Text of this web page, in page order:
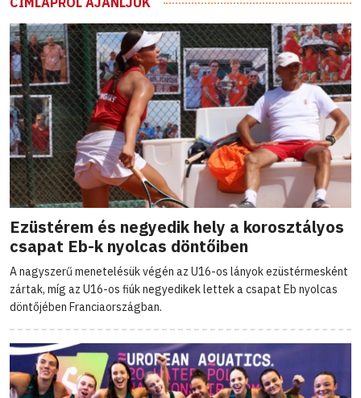
Ezüstérem és negyedik hely a korosztályos
csapat Eb-k nyolcas döntőiben
A nagyszerű menetelésük végén az U16-os lányok ezüstérmesként
zártak, míg az U16-os fiúk negyedikek lettek a csapat Eb nyolcas
döntőjében Franciaországban.